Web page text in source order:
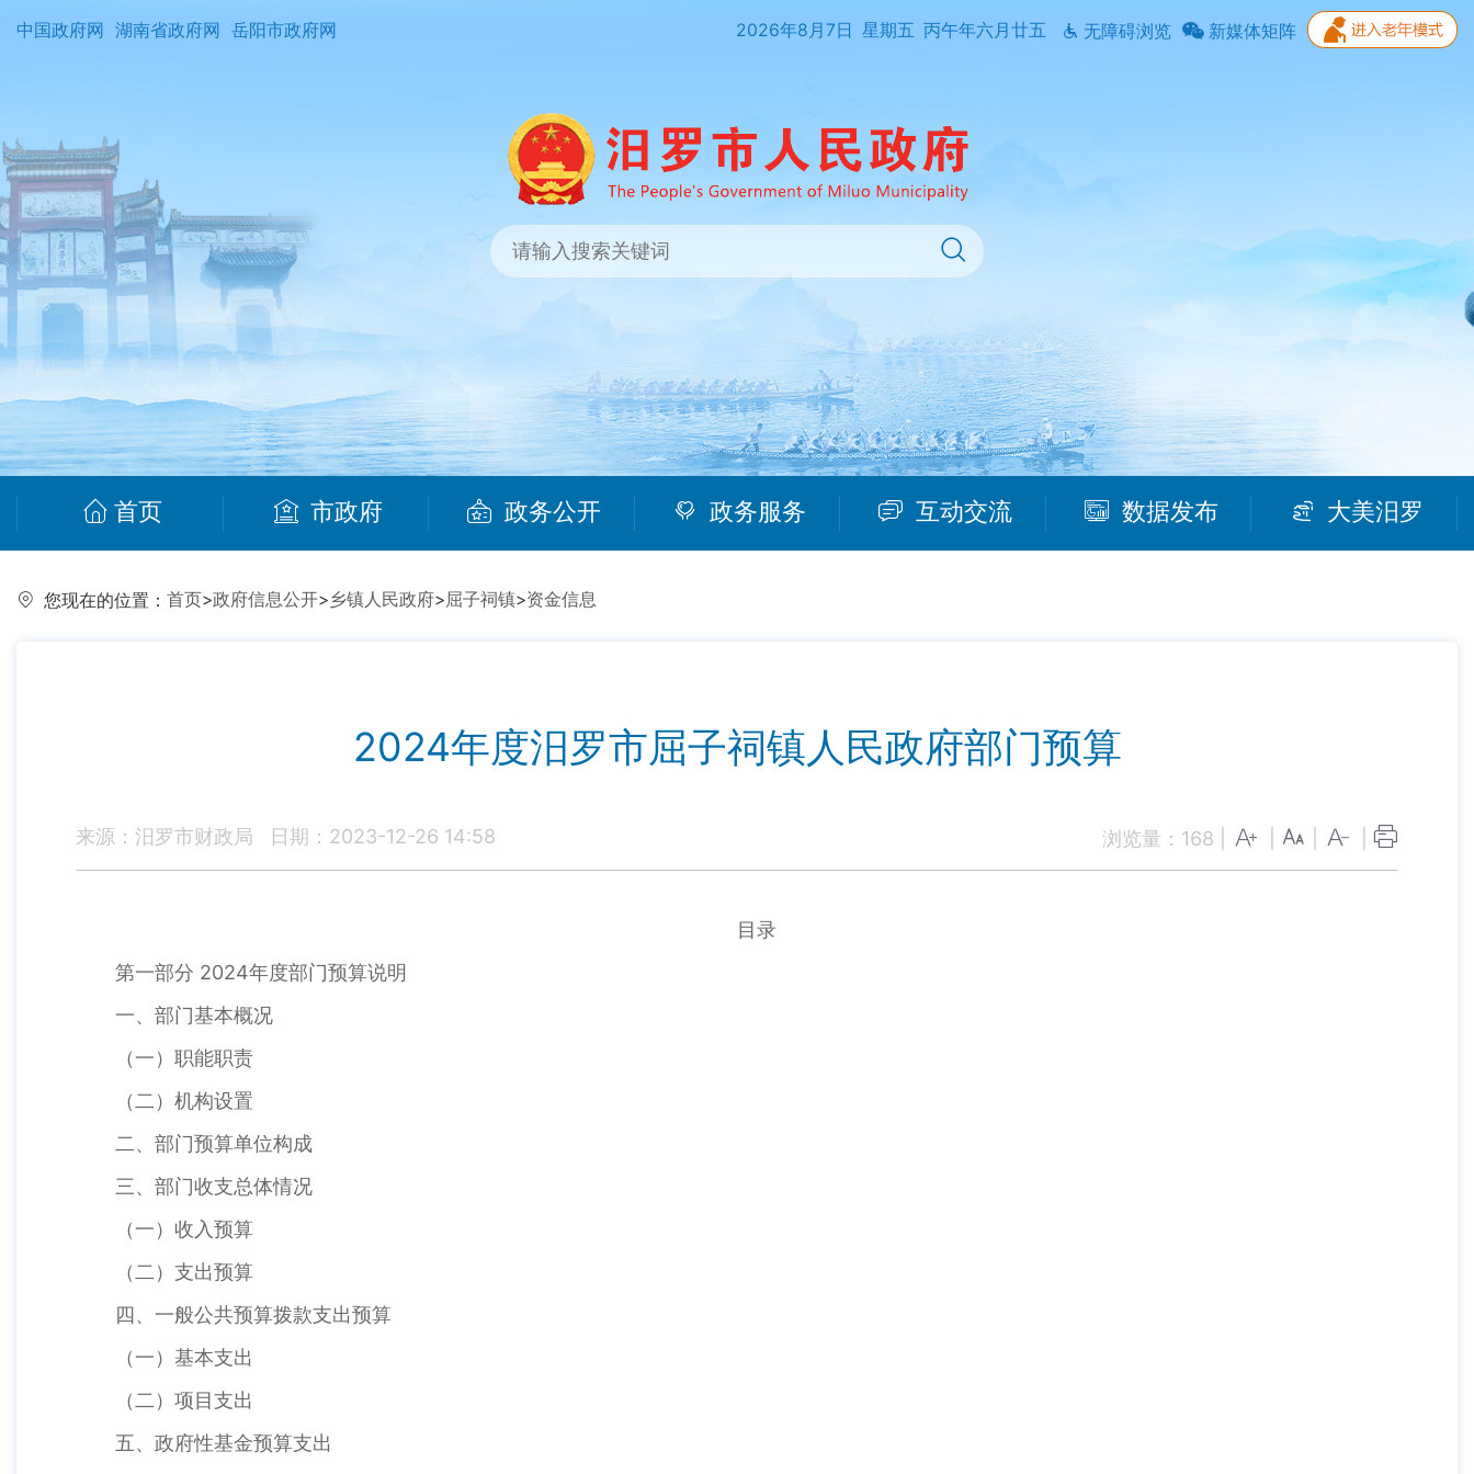
中国政府网 湖南省政府网 岳阳市政府网 2026年8月7日 星期五 丙午年六月廿五 无障碍浏览 新媒体矩阵
首页 市政府 政务公开 政务服务 互动交流 数据发布 大美汨罗
您现在的位置： 首页>政府信息公开>乡镇人民政府>屈子祠镇>资金信息
2024年度汨罗市屈子祠镇人民政府部门预算
来源：汨罗市财政局 日期：2023-12-26 14:58 浏览量： 168
目录
第一部分 2024年度部门预算说明
一、部门基本概况
（一）职能职责
（二）机构设置
二、部门预算单位构成
三、部门收支总体情况
（一）收入预算
（二）支出预算
四、一般公共预算拨款支出预算
（一）基本支出
（二）项目支出
五、政府性基金预算支出